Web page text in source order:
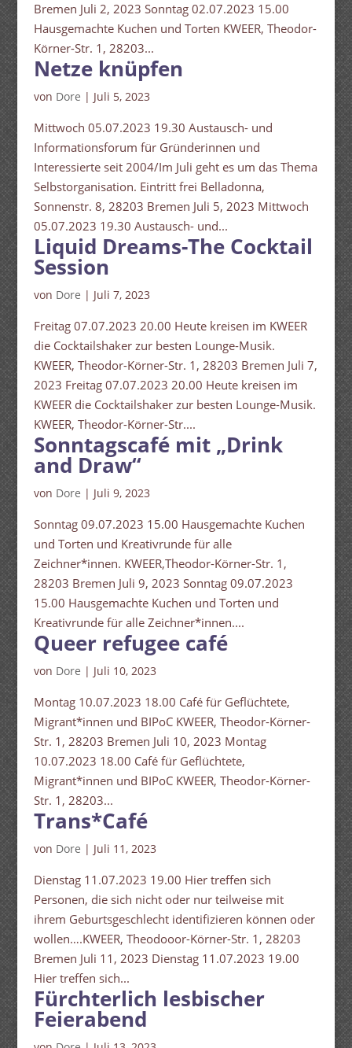
Bremen Juli 2, 2023 Sonntag 02.07.2023 15.00
Hausgemachte Kuchen und Torten KWEER, Theodor-
Körner-Str. 1, 28203...
Netze knüpfen
von Dore | Juli 5, 2023
Mittwoch 05.07.2023 19.30 Austausch- und
Informationsforum für Gründerinnen und
Interessierte seit 2004/Im Juli geht es um das Thema
Selbstorganisation. Eintritt frei Belladonna,
Sonnenstr. 8, 28203 Bremen Juli 5, 2023 Mittwoch
05.07.2023 19.30 Austausch- und...
Liquid Dreams-The Cocktail
Session
von Dore | Juli 7, 2023
Freitag 07.07.2023 20.00 Heute kreisen im KWEER
die Cocktailshaker zur besten Lounge-Musik.
KWEER, Theodor-Körner-Str. 1, 28203 Bremen Juli 7,
2023 Freitag 07.07.2023 20.00 Heute kreisen im
KWEER die Cocktailshaker zur besten Lounge-Musik.
KWEER, Theodor-Körner-Str....
Sonntagscafé mit „Drink
and Draw“
von Dore | Juli 9, 2023
Sonntag 09.07.2023 15.00 Hausgemachte Kuchen
und Torten und Kreativrunde für alle
Zeichner*innen. KWEER,Theodor-Körner-Str. 1,
28203 Bremen Juli 9, 2023 Sonntag 09.07.2023
15.00 Hausgemachte Kuchen und Torten und
Kreativrunde für alle Zeichner*innen....
Queer refugee café
von Dore | Juli 10, 2023
Montag 10.07.2023 18.00 Café für Geflüchtete,
Migrant*innen und BIPoC KWEER, Theodor-Körner-
Str. 1, 28203 Bremen Juli 10, 2023 Montag
10.07.2023 18.00 Café für Geflüchtete,
Migrant*innen und BIPoC KWEER, Theodor-Körner-
Str. 1, 28203...
Trans*Café
von Dore | Juli 11, 2023
Dienstag 11.07.2023 19.00 Hier treffen sich
Personen, die sich nicht oder nur teilweise mit
ihrem Geburtsgeschlecht identifizieren können oder
wollen….KWEER, Theodooor-Körner-Str. 1, 28203
Bremen Juli 11, 2023 Dienstag 11.07.2023 19.00
Hier treffen sich...
Fürchterlich lesbischer
Feierabend